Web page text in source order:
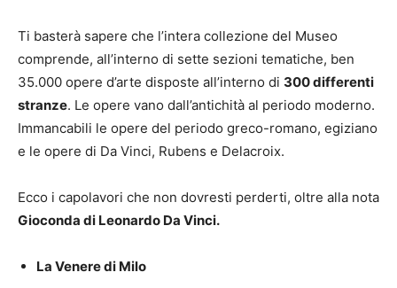
Ti basterà sapere che l’intera collezione del Museo
comprende, all’interno di sette sezioni tematiche, ben
35.000 opere d’arte disposte all’interno di 300 differenti
stranze. Le opere vano dall’antichità al periodo moderno.
Immancabili le opere del periodo greco-romano, egiziano
e le opere di Da Vinci, Rubens e Delacroix.
Ecco i capolavori che non dovresti perderti, oltre alla nota
Gioconda di Leonardo Da Vinci.
La Venere di Milo